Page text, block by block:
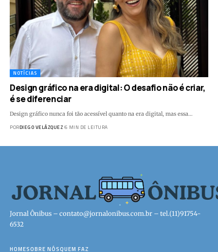
NOTÍCIAS
Design gráfico na era digital: O desafio não é criar,
é se diferenciar
Design gráfico nunca foi tão acessível quanto na era digital, mas essa…
PORDIEGO VELÁZQUEZ 6 MIN DE LEITURA
Jornal Ônibus – contato@jornalonibus.com.br – tel.(11)91754-
6532
HOMESOBRE NÓSQUEM FAZ